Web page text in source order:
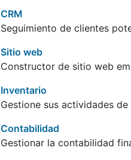
CRM
Seguimiento de clientes
Sitio web
Constructor de sitio web
Inventario
Gestione sus actividades
Contabilidad
Gestionar la contabilidad